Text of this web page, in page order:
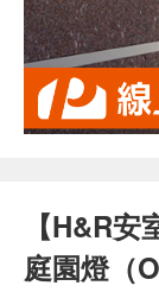
【H&R
庭園燈（